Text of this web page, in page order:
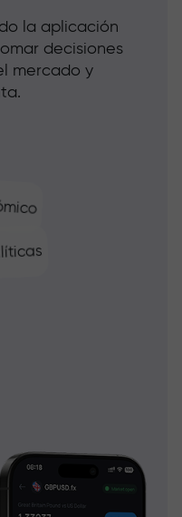
la aplicación
decisiones
mercado y